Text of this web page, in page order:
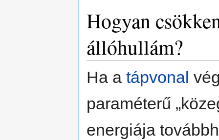
Hogyan
állóhullám?
Ha a tápvonal
paraméterű
energiája